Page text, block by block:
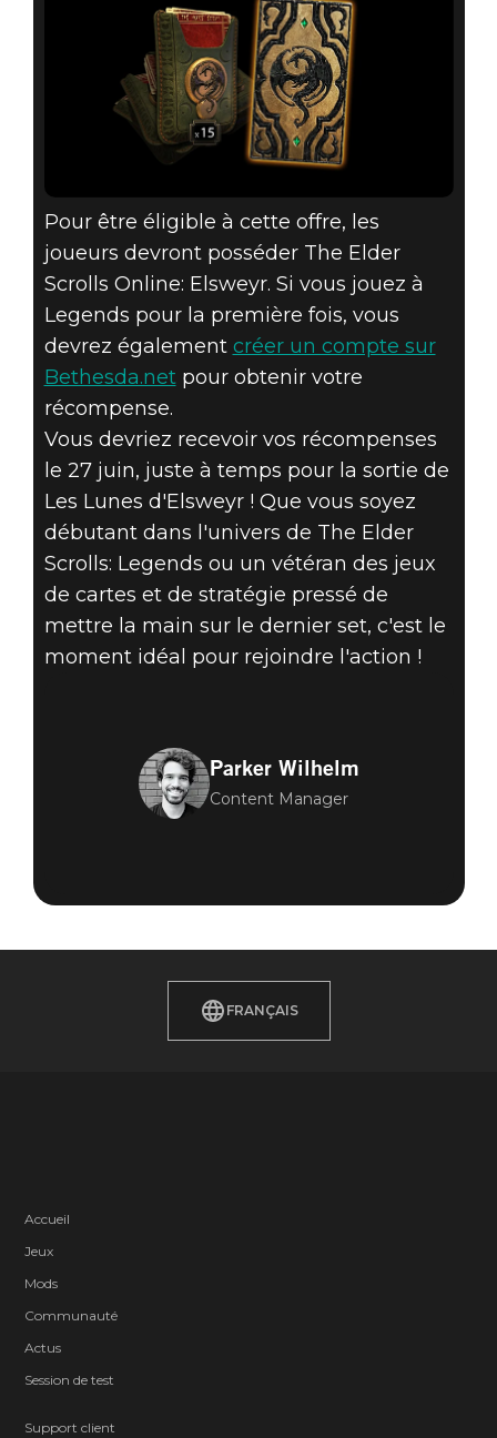
Pour être éligible à cette offre, les
joueurs devront posséder The Elder
Scrolls Online: Elsweyr. Si vous jouez à
Legends pour la première fois, vous
devrez également créer un compte sur
Bethesda.netpour obtenir votre
récompense.
Vous devriez recevoir vos récompenses
le 27 juin, juste à temps pour la sortie de
Les Lunes d'Elsweyr ! Que vous soyez
débutant dans l'univers de The Elder
Scrolls: Legends ou un vétéran des jeux
de cartes et de stratégie pressé de
mettre la main sur le dernier set, c'est le
moment idéal pour rejoindre l'action !
Parker Wilhelm
Content Manager
FRANÇAIS
Accueil
Jeux
Mods
Communauté
Actus
Session de test
Support client